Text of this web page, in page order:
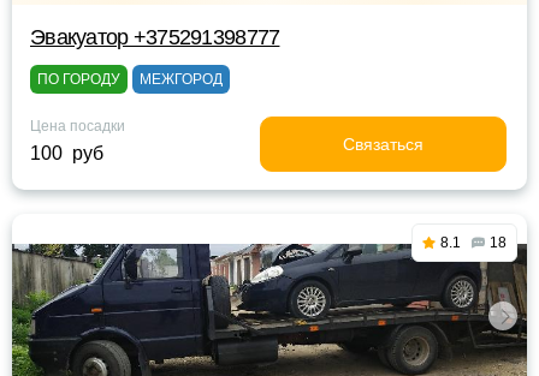
Эвакуатор +375291398777
ПО ГОРОДУ МЕЖГОРОД
Цена посадки
100 руб Связаться
8.1 18